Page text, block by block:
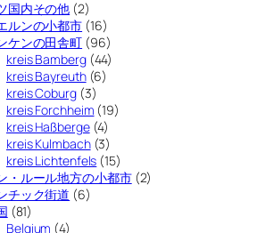
国内その他 (2)
ルンの小都市 (16)
ケンの田舎町 (96)
kreis Bamberg(44)
kreis Bayreuth(6)
kreis Coburg(3)
kreis Forchheim (19)
kreis Haßberge(4)
kreis Kulmbach(3)
kreis Lichtenfels (15)
・ルール地方の小都市(2)
チック街道 (6)
(81)
Belgium (4)